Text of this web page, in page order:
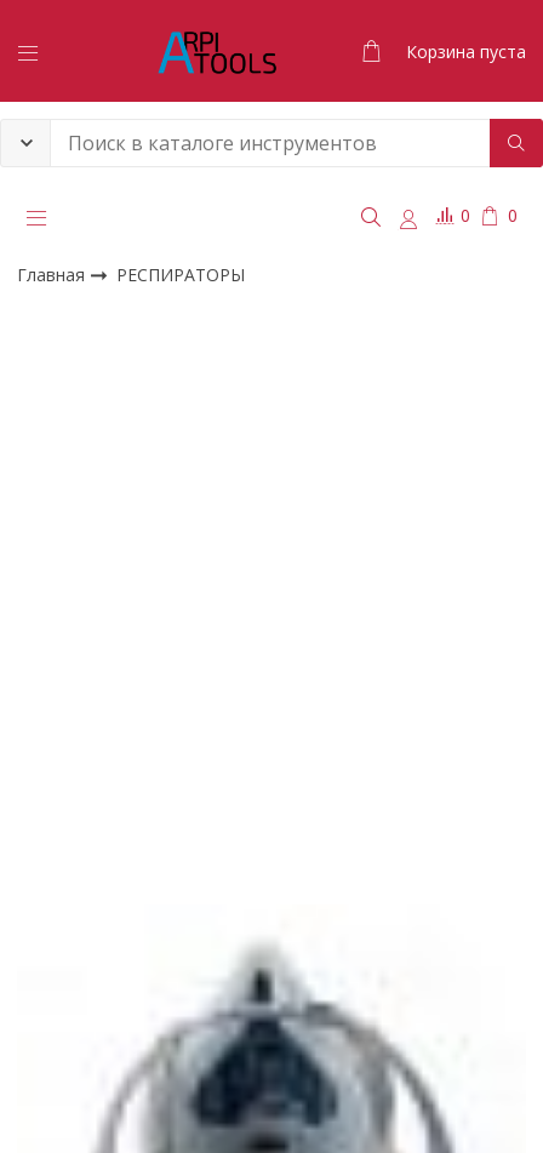
Корзина пуста
0 0
Главная РЕСПИРАТОРЫ